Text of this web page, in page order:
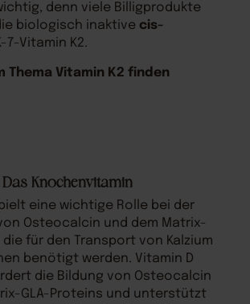
denn viele Billigprodukte
biologisch inaktive cis-
7-Vitamin K2.
Thema Vitamin K2 finden
Das Knochenvitamin
eine wichtige Rolle bei der
Osteocalcin und dem Matrix-
die für den Transport von Kalzium
benötigt werden. Vitamin D
die Bildung von Osteocalcin
GLA-Proteins und unterstützt